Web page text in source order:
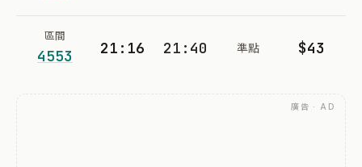
區間
4553 21:16 21:40 準點 $43
廣告 · AD